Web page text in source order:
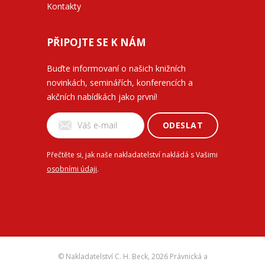
Kontakty
PŘIPOJTE SE K NÁM
Buďte informovaní o našich knižních
novinkách, seminářích, konferencích a
akčních nabídkách jako první!
ODESLAT
Přečtěte si, jak naše nakladatelství nakládá s Vašimi
osobními údaji.
© Nakladatelství C. H. Beck, 2026 Právnická a